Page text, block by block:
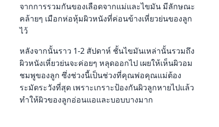
จากการรวมกันของเลือดจากแม่และไขมัน มีลักษณะ
คล้ายๆ เมือกห่อหุ้มผิวหนังที่ค่อนข้างเหี่ยวย่นของลูก
ไว้
หลังจากนั้นราว 1-2 สัปดาห์ ชั้นไขมันเหล่านั้นรวมถึง
ผิวหนังเหี่ยวย่นจะค่อยๆ หลุดออกไป เผยให้เห็นผิวอม
ชมพูของลูก ซึ่งช่วงนี้เป็นช่วงที่คุณพ่อคุณแม่ต้อง
ระมัดระวังที่สุด เพราะเกราะป้องกันผิวลูกหายไปแล้ว
ทำให้ผิวของลูกอ่อนแอและบอบบางมาก